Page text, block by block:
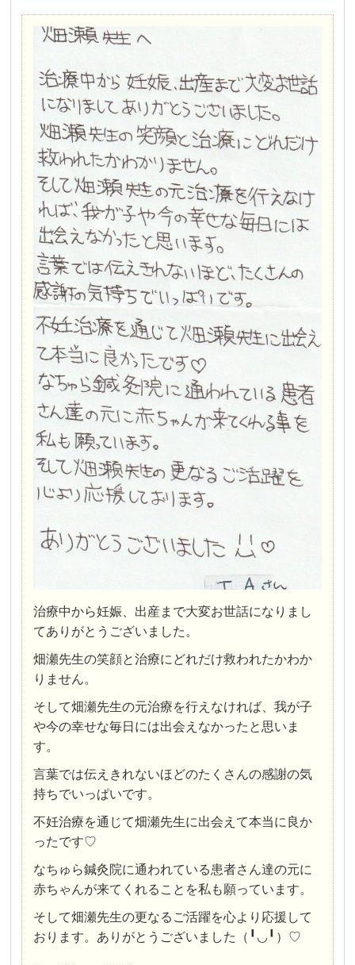
治療中から妊娠、出産まで大変お世話になりまし
てありがとうございました。
畑瀬先生の笑顔と治療にどれだけ救われたかわか
りません。
そして畑瀬先生の元治療を行えなければ、我が子
や今の幸せな毎日には出会えなかったと思いま
す。
言葉では伝えきれないほどのたくさんの感謝の気
持ちでいっぱいです。
不妊治療を通じて畑瀬先生に出会えて本当に良か
ったです♡
なちゅら鍼灸院に通われている患者さん達の元に
赤ちゃんが来てくれることを私も願っています。
そして畑瀬先生の更なるご活躍を心より応援して
おります。ありがとうございました（╹◡╹）♡